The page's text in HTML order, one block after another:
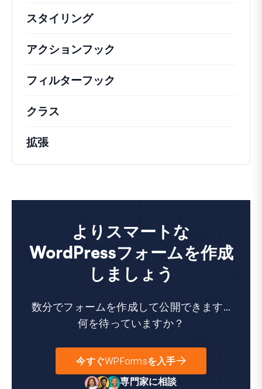
スタイリング
アクションフック
フィルターフック
クラス
拡張
よりスマートな
WordPressフォームを作成
しましょう
数分でフォームを作成して公開できます...
何を待っていますか？
今すぐWPFormsを入手
専門家に相談